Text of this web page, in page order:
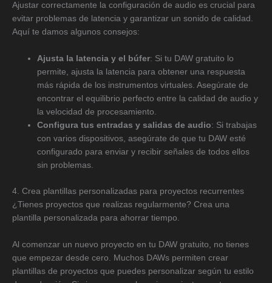
Ajustar correctamente la configuración de audio es crucial para
evitar problemas de latencia y garantizar un sonido de calidad.
Aquí te damos algunos consejos:
Ajusta la latencia y el búfer: Si tu DAW gratuito lo
permite, ajusta la latencia para obtener una respuesta
más rápida de los instrumentos virtuales. Asegúrate de
encontrar el equilibrio perfecto entre la calidad de audio y
la velocidad de procesamiento.
Configura tus entradas y salidas de audio: Si trabajas
con varios dispositivos, asegúrate de que tu DAW esté
configurado para enviar y recibir señales de todos ellos
sin problemas.
4. Crea plantillas personalizadas para proyectos recurrentes
¿Tienes proyectos que realizas regularmente? Crea una
plantilla personalizada para ahorrar tiempo.
Al comenzar un nuevo proyecto en tu DAW gratuito, no tienes
que empezar desde cero. Muchos DAWs permiten crear
plantillas de proyectos que puedes personalizar según tu estilo